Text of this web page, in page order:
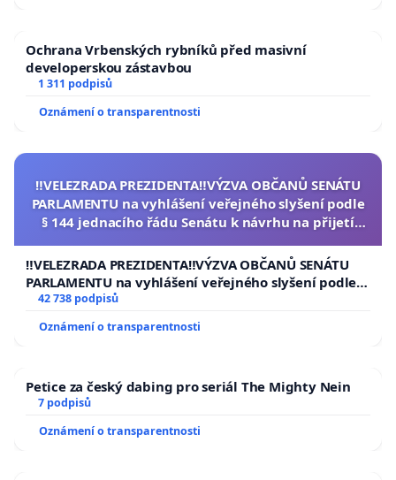
Ochrana Vrbenských rybníků před masivní
developerskou zástavbou
1 311 podpisů
Oznámení o transparentnosti
‼️VELEZRADA PREZIDENTA‼️VÝZVA OBČANŮ SENÁTU
PARLAMENTU na vyhlášení veřejného slyšení podle
§ 144 jednacího řádu Senátu k návrhu na přijetí
republiky
‼️VELEZRADA PREZIDENTA‼️VÝZVA OBČANŮ SENÁTU
PARLAMENTU na vyhlášení veřejného slyšení podle §
144 jednacího řádu Senátu k návrhu na přijetí
republiky
42 738 podpisů
Oznámení o transparentnosti
Petice za český dabing pro seriál The Mighty Nein
7 podpisů
Oznámení o transparentnosti